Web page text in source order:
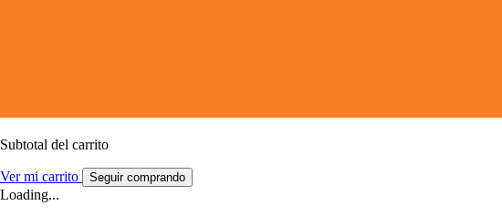
Subtotal del carrito
Ver mi carrito Seguir comprando
Loading...